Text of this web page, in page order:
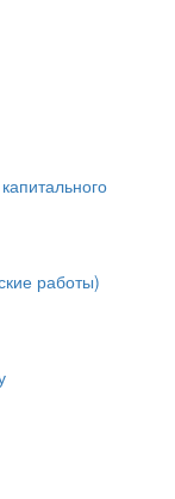
работы)